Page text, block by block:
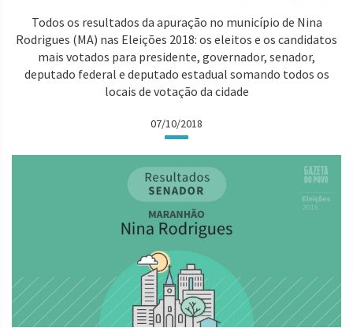
Todos os resultados da apuração no município de Nina
Rodrigues (MA) nas Eleições 2018: os eleitos e os candidatos
mais votados para presidente, governador, senador,
deputado federal e deputado estadual somando todos os
locais de votação da cidade
07/10/2018